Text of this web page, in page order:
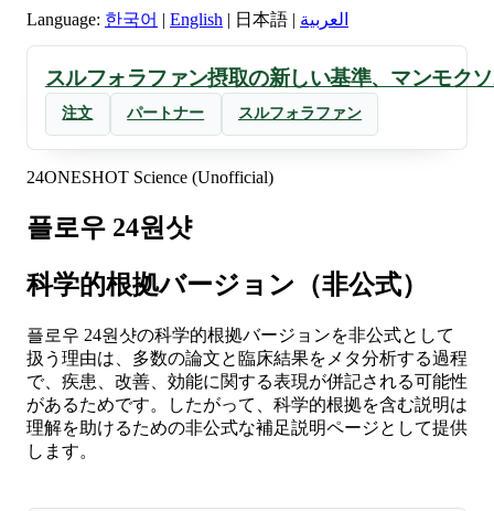
Language: 한국어 | English | 日本語 | العربية
スルフォラファン摂取の新しい基準、マンモク
注文 パートナー スルフォラファン
24ONESHOT Science (Unofficial)
플로우 24원샷
科学的根拠バージョン（非公式）
플로우 24원샷の科学的根拠バージョンを非公式として
扱う理由は、多数の論文と臨床結果をメタ分析する過程
で、疾患、改善、効能に関する表現が併記される可能性
があるためです。したがって、科学的根拠を含む説明は
理解を助けるための非公式な補足説明ページとして提供
します。